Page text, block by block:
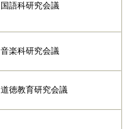
国語科研究会議
音楽科研究会議
道徳教育研究会議